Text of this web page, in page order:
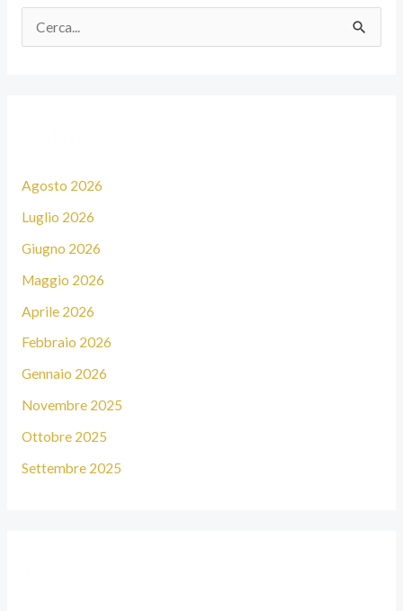
Agosto 2026
Luglio 2026
Giugno 2026
Maggio 2026
Aprile 2026
Febbraio 2026
Gennaio 2026
Novembre 2025
Ottobre 2025
Settembre 2025